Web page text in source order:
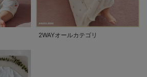
2WAYオールカテゴリ